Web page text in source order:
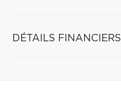
DÉTAILS FINANCIERS